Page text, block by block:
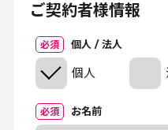
ご契約者様情報
必須 個人 / 法人
個人
必須 お名前